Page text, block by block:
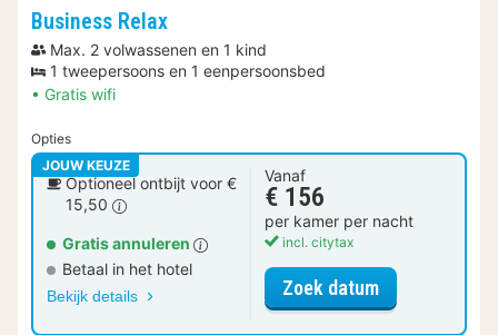
Business Relax
Max. 2 volwassenen en 1 kind
1 tweepersoons en 1 eenpersoonsbed
Gratis wifi
Opties
JOUW KEUZE
Optioneel ontbijt voor €
15,50
Gratis annuleren
Betaal in het hotel
Bekijk details
Vanaf
€ 156
per kamer per nacht
incl. citytax
Zoek datumvoor Business